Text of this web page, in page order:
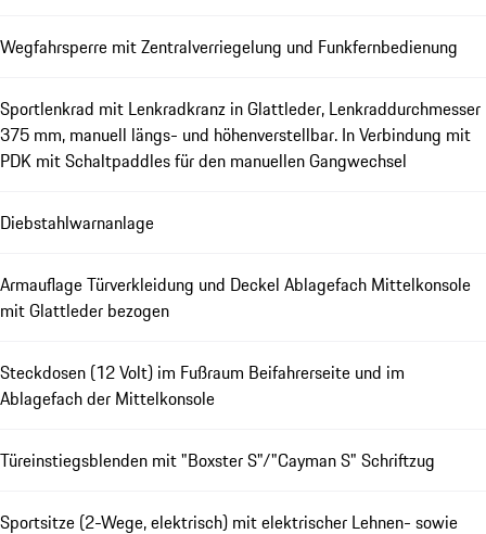
Wegfahrsperre mit Zentralverriegelung und Funkfernbedienung
Sportlenkrad mit Lenkradkranz in Glattleder, Lenkraddurchmesser
375 mm, manuell längs- und höhenverstellbar. In Verbindung mit
PDK mit Schaltpaddles für den manuellen Gangwechsel
Diebstahlwarnanlage
Armauflage Türverkleidung und Deckel Ablagefach Mittelkonsole
mit Glattleder bezogen
Steckdosen (12 Volt) im Fußraum Beifahrerseite und im
Ablagefach der Mittelkonsole
Türeinstiegsblenden mit "Boxster S"/"Cayman S" Schriftzug
Sportsitze (2-Wege, elektrisch) mit elektrischer Lehnen- sowie